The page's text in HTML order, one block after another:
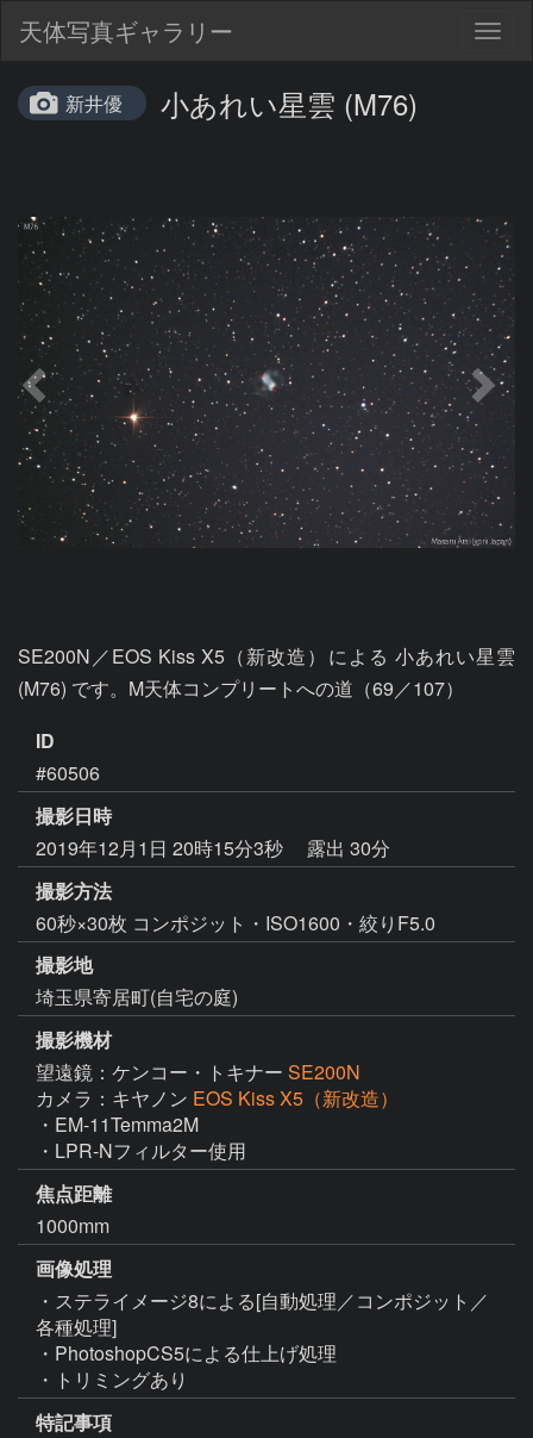
天体写真ギャラリー
新井優 小あれい星雲 (M76)
SE200N／EOS Kiss X5（新改造）による 小あれい星雲
(M76) です。M天体コンプリートへの道（69／107）
ID
#60506
撮影日時
2019年12月1日 20時15分3秒
露出 30分
撮影方法
60秒×30枚 コンポジット・ISO1600・絞りF5.0
撮影地
埼玉県寄居町(自宅の庭)
撮影機材
望遠鏡：ケンコー・トキナー SE200N
カメラ：キヤノン EOS Kiss X5（新改造）
・EM-11Temma2M
・LPR-Nフィルター使用
焦点距離
1000mm
画像処理
・ステライメージ8による[自動処理／コンポジット／
各種処理]
・PhotoshopCS5による仕上げ処理
・トリミングあり
特記事項